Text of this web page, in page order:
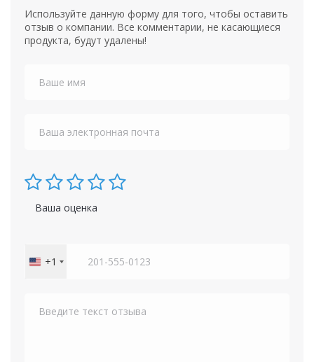
Используйте данную форму для того, чтобы оставить
отзыв о компании. Все комментарии, не касающиеся
продукта, будут удалены!
Ваша оценка
United
+1